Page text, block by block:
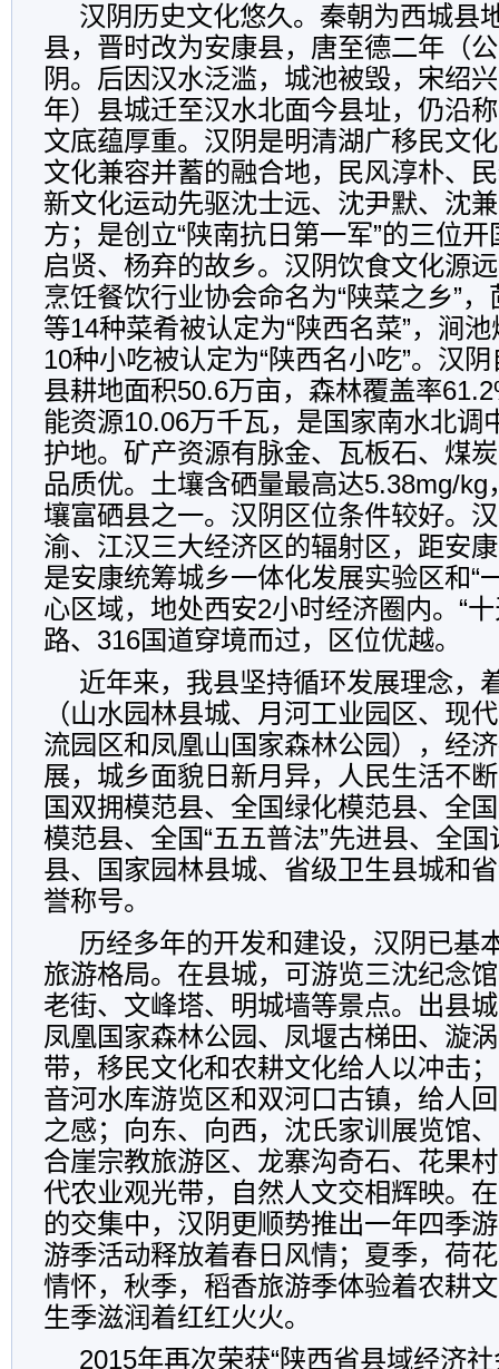
汉阴历史文化悠久。秦朝为西城县
县，晋时改为安康县，唐至德二年（
阴。后因汉水泛滥，城池被毁，宋绍
年）县城迁至汉水北面今县址，仍沿
文底蕴厚重。汉阴是明清湖广移民文
文化兼容并蓄的融合地，民风淳朴、
新文化运动先驱沈士远、沈尹默、沈
方；是创立“陕南抗日第一军”的三位
启贤、杨弃的故乡。汉阴饮食文化源
烹饪餐饮行业协会命名为“陕菜之乡”
等14种菜肴被认定为“陕西名菜”，涧
10种小吃被认定为“陕西名小吃”。汉
县耕地面积50.6万亩，森林覆盖率
能资源10.06万千瓦，是国家南水北调
护地。矿产资源有脉金、瓦板石、煤
品质优。土壤含硒量最高达5.38mg/
壤富硒县之一。汉阴区位条件较好。
渝、江汉三大经济区的辐射区，距安
是安康统筹城乡一体化发展实验区和“
心区域，地处西安2小时经济圈内。“
路、316国道穿境而过，区位优越。
近年来，我县坚持循环发展理念，
（山水园林县城、月河工业园区、现
流园区和凤凰山国家森林公园），经
展，城乡面貌日新月异，人民生活不
国双拥模范县、全国绿化模范县、全
模范县、全国“五五普法”先进县、全
县、国家园林县城、省级卫生县城和
誉称号。
历经多年的开发和建设，汉阴已基
旅游格局。在县城，可游览三沈纪念
老街、文峰塔、明城墙等景点。出县
凤凰国家森林公园、凤堰古梯田、漩
带，移民文化和农耕文化给人以冲击
音河水库游览区和双河口古镇，给人
之感；向东、向西，沈氏家训展览馆
合崖宗教旅游区、龙寨沟奇石、花果
代农业观光带，自然人文交相辉映。
的交集中，汉阴更顺势推出一年四季
游季活动释放着春日风情；夏季，荷
情怀，秋季，稻香旅游季体验着农耕
生季滋润着红红火火。
2015年再次荣获“陕西省县域经济